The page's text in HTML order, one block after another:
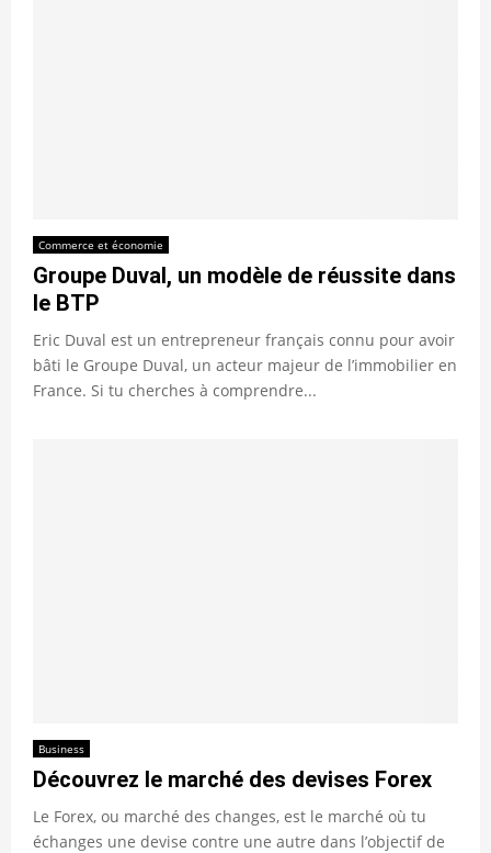
Commerce et économie
Groupe Duval, un modèle de réussite dans
le BTP
Eric Duval est un entrepreneur français connu pour avoir
bâti le Groupe Duval, un acteur majeur de l’immobilier en
France. Si tu cherches à comprendre...
Business
Découvrez le marché des devises Forex
Le Forex, ou marché des changes, est le marché où tu
échanges une devise contre une autre dans l’objectif de